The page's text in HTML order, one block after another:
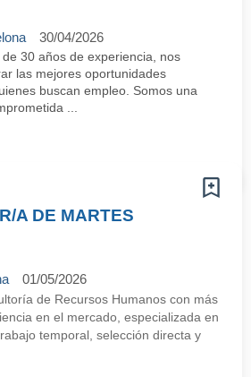
30/04/2026
30 años de experiencia, nos
las mejores oportunidades
buscan empleo. Somos una
...
A DE MARTES
01/05/2026
de Recursos Humanos con más
en el mercado, especializada en
temporal, selección directa y